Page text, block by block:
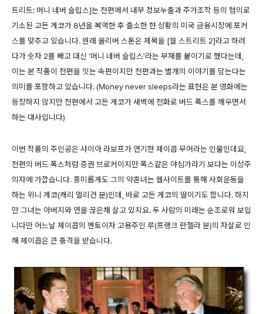
트리트: 머니 네버 슬립스]는 전편에서 내부 정보누출과 주가조작 등의 혐의로
기소된 고든 게코가 8년을 복역한 후 출소한 현 상황의 미국 금융시장에 포커
스를 맞추고 있습니다. 원래 올리버 스톤은 제목을 [월 스트리트 2]라고 하려
다가 숫자 2를 빼고 대신 '머니 네버 슬립스'라는 부재를 붙이기로 했다는데,
이는 본 작품이 전편을 잇는 속편이지만 전편과는 별개의 이야기를 담는다는
의미를 포함하고 있습니다. (Money never sleeps라는 표현은 본 영화에는
등장하지 않지만 전편에서 고든 게코가 새벽에 전화로 버드 폭스를 깨우면서
하는 대사입니다)
이번 작품의 주인공은 샤이아 라보프가 연기한 제이콥 무어라는 인물인데요,
전편의 버드 폭스처럼 증권 브로커이지만 폭스같은 야심가라기 보다는 이상주
의자에 가깝습니다. 흥미롭게도 그의 약혼녀는 웹사이트를 통해 사회운동을
하는 위니 게코(캐리 멀리건 분)인데, 바로 고든 게코의 딸이기도 합니다. 하지
만 그녀는 아버지와 연을 끊은채 살고 있지요. 두 사람의 미래는 순조로워 보입
니다만 어느날 제이콥의 멘토이자 고용주인 루(프랭크 란젤라 분)의 자살로 인
해 제이콥은 큰 충격을 받습니다.